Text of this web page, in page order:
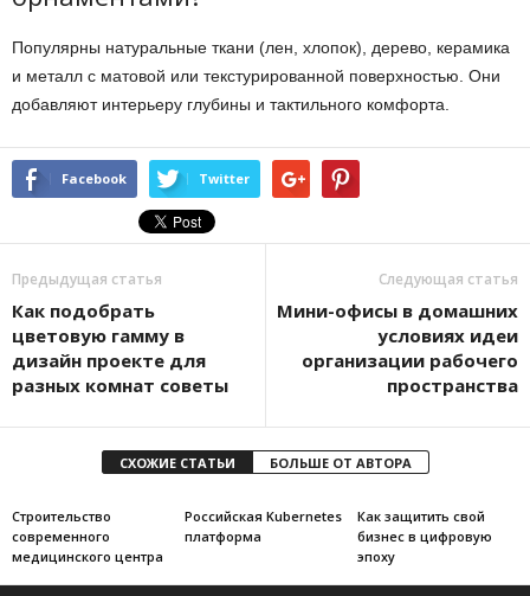
Популярны натуральные ткани (лен, хлопок), дерево, керамика
и металл с матовой или текстурированной поверхностью. Они
добавляют интерьеру глубины и тактильного комфорта.
Facebook Twitter
Предыдущая статья
Как подобрать
цветовую гамму в
дизайн проекте для
разных комнат советы
Следующая статья
Мини-офисы в домашних
условиях идеи
организации рабочего
пространства
СХОЖИЕ СТАТЬИ БОЛЬШЕ ОТ АВТОРА
Строительство
современного
медицинского центра
Российская Kubernetes
платформа
Как защитить свой
бизнес в цифровую
эпоху